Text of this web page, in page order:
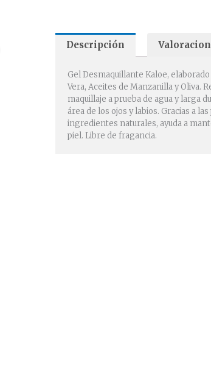
Descripción
Gel Desmaquillante Kaloe,
Vera, Aceites de Manzanilla y Oliva.
maquillaje a prueba de agua y larga
área de los ojos y labios. Gracias a
ingredientes naturales, ayuda a
piel. Libre de fragancia.